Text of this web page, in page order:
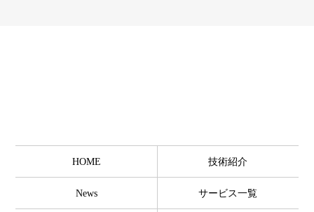
HOME 技術紹介
News サービス一覧